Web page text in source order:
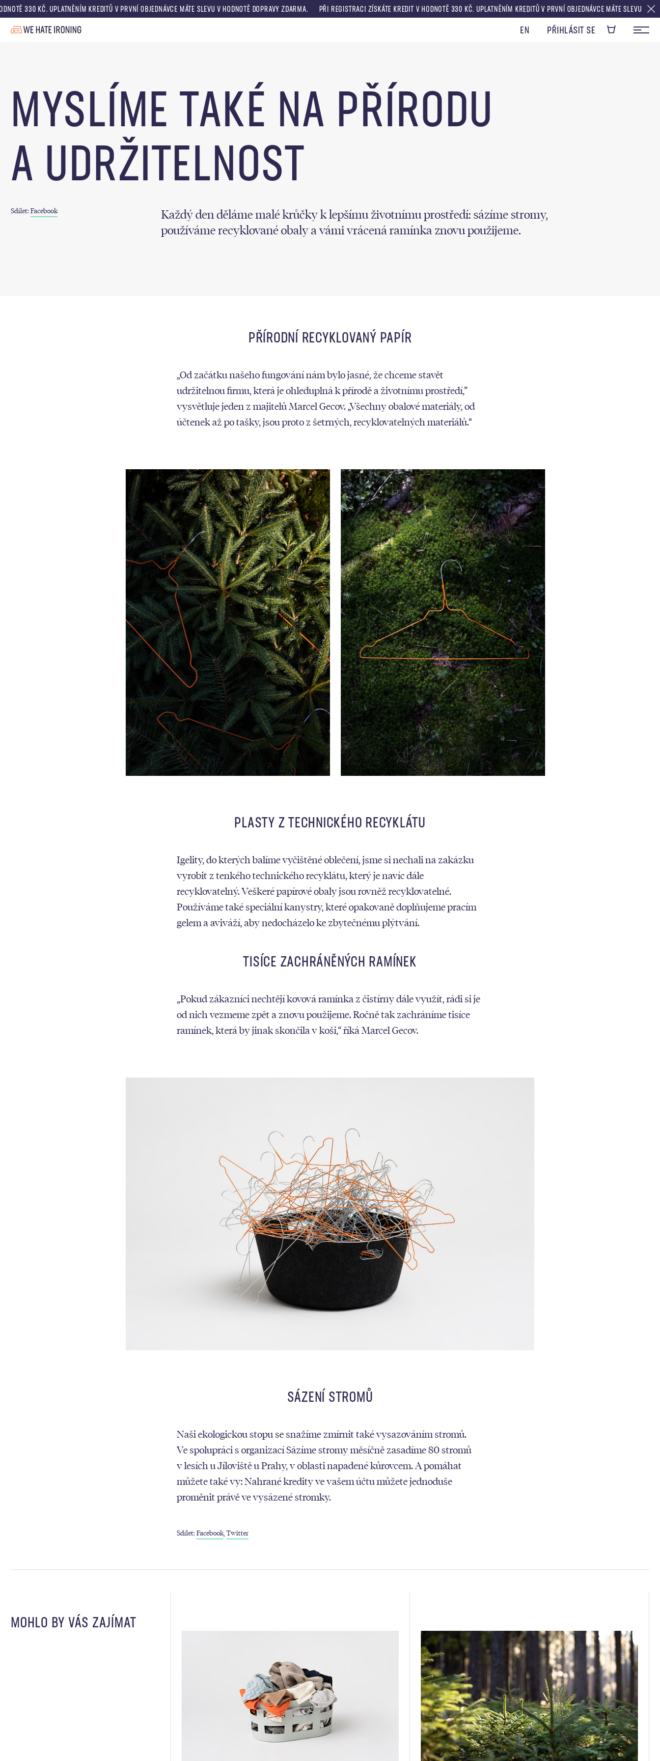
KČ. UPLATNĚNÍM KREDITŮ V PRVNÍ OBJEDNÁVCE MÁTE SLEVU V HODNOTĚ DOPRAVY ZDARMA. PŘI REGISTRACI ZÍSKÁTE KREDIT V HODNOTĚ 330 KČ. UPLATNĚNÍM KREDITŮ V PRVNÍ OBJEDNÁVCE MÁTE SLEVU V HODNOTĚ
EN PŘIHLÁSIT SE
MYSLÍME TAKÉ NA PŘÍRODU
A UDRŽITELNOST
Sdílet:Facebook
Každý den děláme malé krůčky k lepšímu životnímu prostředí: sázíme stromy,
používáme recyklované obaly a vámi vrácená ramínka znovu použijeme.
PŘÍRODNÍ RECYKLOVANÝ PAPÍR
„Od začátku našeho fungování nám bylo jasné, že chceme stavět
udržitelnou firmu, která je ohleduplná k přírodě a životnímu prostředí,”
vysvětluje jeden z majitelů Marcel Gecov. „Všechny obalové materiály, od
účtenek až po tašky, jsou proto z šetrných, recyklovatelných materiálů.“
PLASTY Z TECHNICKÉHO RECYKLÁTU
Igelity, do kterých balíme vyčištěné oblečení, jsme si nechali na zakázku
vyrobit z tenkého technického recyklátu, který je navíc dále
recyklovatelný. Veškeré papírové obaly jsou rovněž recyklovatelné.
Používáme také speciální kanystry, které opakovaně doplňujeme pracím
gelem a aviváží, aby nedocházelo ke zbytečnému plýtvání.
TISÍCE ZACHRÁNĚNÝCH RAMÍNEK
„Pokud zákazníci nechtějí kovová ramínka z čistírny dále využít, rádi si je
od nich vezmeme zpět a znovu použijeme. Ročně tak zachráníme tisíce
ramínek, která by jinak skončila v koši,“ říká Marcel Gecov.
SÁZENÍ STROMŮ
Naši ekologickou stopu se snažíme zmírnit také vysazováním stromů.
Ve spolupráci s organizací Sázíme stromy měsíčně zasadíme 80 stromů
v lesích u Jíloviště u Prahy, v oblasti napadené kůrovcem. A pomáhat
můžete také vy: Nahrané kredity ve vašem účtu můžete jednoduše
proměnit právě ve vysázené stromky.
Sdílet:Facebook,Twitter
MOHLO BY VÁS ZAJÍMAT